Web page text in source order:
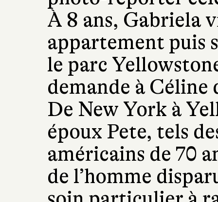
À 8 ans, Gabriela
appartement puis
le parc
demande à Céline
De New York à
époux Pete, tels
américains de 70
de l’homme